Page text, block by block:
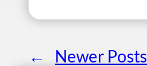
← Newer Posts